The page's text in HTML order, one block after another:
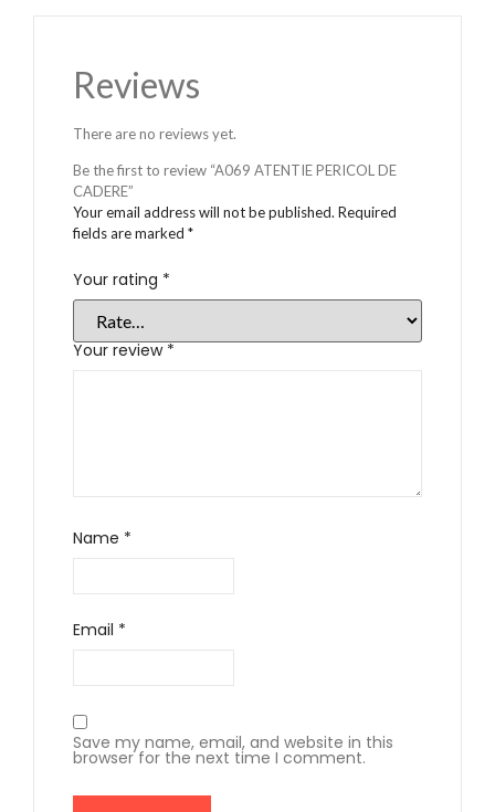
Reviews
There are no reviews yet.
Be the first to review “A069 ATENTIE PERICOL DE
CADERE”
Your email address will not be published. Required
fields are marked *
Your rating *
Your review *
Name *
Email *
Save my name, email, and website in this
browser for the next time I comment.